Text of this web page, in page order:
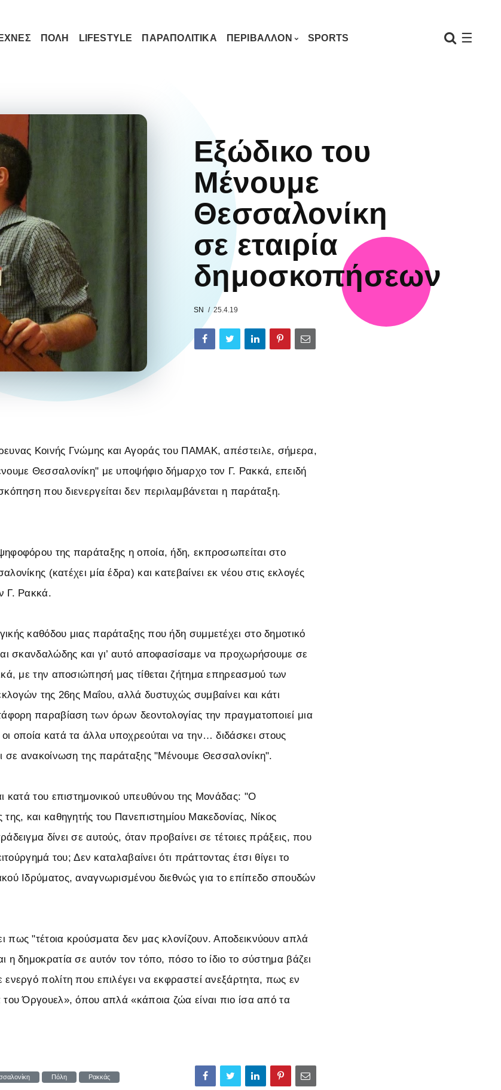
☰
ΠΟΛΗ LIFESTYLE ΠΑΡΑΠΟΛΙΤΙΚΑ ΠΕΡΙΒΑΛΛΟΝ SPORTS
Εξώδικο του
Μένουμε
Θεσσαλονίκη
σε εταιρία
δημοσκοπήσεων
SN 25.4.19
Κοινής Γνώμης και Αγοράς του ΠΑΜΑΚ, απέστειλε, σήμερα,
Θεσσαλονίκη" με υποψήφιο δήμαρχο τον Γ. Ρακκά, επειδή
που διενεργείται δεν περιλαμβάνεται η παράταξη.
της παράταξης η οποία, ήδη, εκπροσωπείται στο
(κατέχει μία έδρα) και κατεβαίνει εκ νέου στις εκλογές
Γ. Ρακκά.
καθόδου μιας παράταξης που ήδη συμμετέχει στο δημοτικό
σκανδαλώδης και γι’ αυτό αποφασίσαμε να προχωρήσουμε σε
με την αποσιώπησή μας τίθεται ζήτημα επηρεασμού των
της 26ης Μαΐου, αλλά δυστυχώς συμβαίνει και κάτι
παραβίαση των όρων δεοντολογίας την πραγματοποιεί μια
οποία κατά τα άλλα υποχρεούται να την… διδάσκει στους
σε ανακοίνωση της παράταξης "Μένουμε Θεσσαλονίκη".
κατά του επιστημονικού υπευθύνου της Μονάδας: "Ο
της, και καθηγητής του Πανεπιστημίου Μακεδονίας, Νίκος
δίνει σε αυτούς, όταν προβαίνει σε τέτοιες πράξεις, που
του; Δεν καταλαβαίνει ότι πράττοντας έτσι θίγει το
Ιδρύματος, αναγνωρισμένου διεθνώς για το επίπεδο σπουδών
πως "τέτοια κρούσματα δεν μας κλονίζουν. Αποδεικνύουν απλά
η δημοκρατία σε αυτόν τον τόπο, πόσο το ίδιο το σύστημα βάζει
πολίτη που επιλέγει να εκφραστεί ανεξάρτητα, πως εν
του Όργουελ», όπου απλά «κάποια ζώα είναι πιο ίσα από τα
Πόλη Ρακκάς